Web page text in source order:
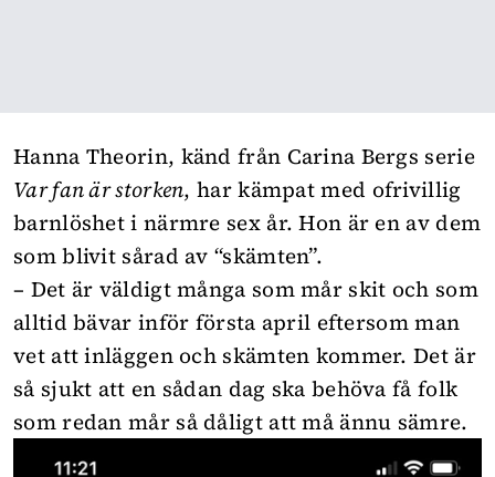
Hanna Theorin, känd från Carina Bergs serie
Var fan är storken, har kämpat med ofrivillig
barnlöshet i närmre sex år. Hon är en av dem
som blivit sårad av “skämten”.
– Det är väldigt många som mår skit och som
alltid bävar inför första april eftersom man
vet att inläggen och skämten kommer. Det är
så sjukt att en sådan dag ska behöva få folk
som redan mår så dåligt att må ännu sämre.